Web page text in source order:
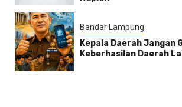
Bandar Lampung
Kepala Daerah Jangan
Keberhasilan Daerah